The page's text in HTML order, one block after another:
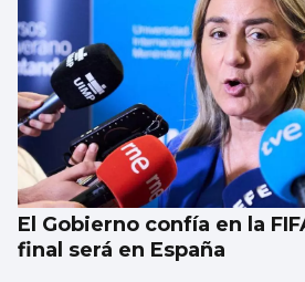
El Gobierno confía en la
final será en España